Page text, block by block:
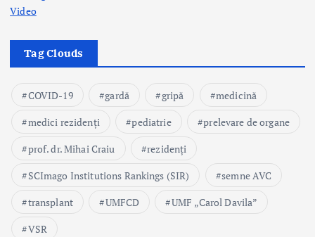
Video
Tag Clouds
COVID-19 gardă gripă
medicină
medici rezidenți
pediatrie
prelevare de organe
prof. dr. Mihai Craiu
rezidenți
SCImago Institutions Rankings (SIR)
semne AVC
transplant
UMFCD
UMF „Carol Davila”
VSR